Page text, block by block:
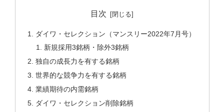
目次
ダイワ・セレクション（マンスリー2022年7月号）
新規採用3銘柄・除外3銘柄
独自の成長力を有する銘柄
世界的な競争力を有する銘柄
業績期待の内需銘柄
ダイワ・セレクション削除銘柄